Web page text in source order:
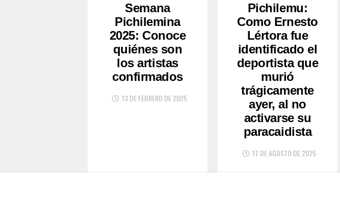
Semana
Pichilemina
2025: Conoce
quiénes son
los artistas
confirmados
13 DE FEBRERO DE 2025
Pichilemu:
Como Ernesto
Lértora fue
identificado el
deportista que
murió
trágicamente
ayer, al no
activarse su
paracaidista
17 DE AGOSTO DE 2025